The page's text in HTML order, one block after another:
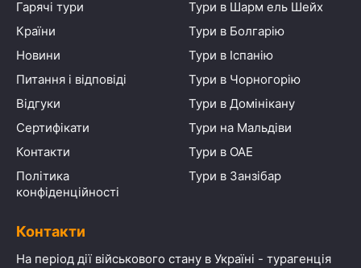
Гарячі тури
Країни
Новини
Питання і відповіді
Відгуки
Сертифікати
Контакти
Політика
конфіденційності
Тури в Шарм ель Шейх
Тури в Болгарію
Тури в Іспанію
Тури в Чорногорію
Тури в Домінікану
Тури на Мальдіви
Тури в ОАЕ
Тури в Занзібар
Контакти
На період дії військового стану в Україні - турагенція